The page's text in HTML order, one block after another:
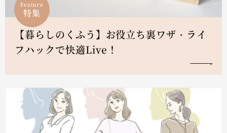
Feature
特集
【暮らしのくふう】お役立ち裏ワザ・ライ
フハックで快適Live！